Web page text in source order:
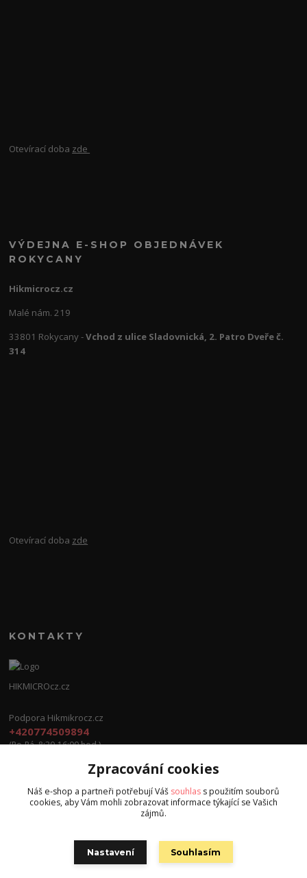
Otevírací doba zde
VÝDEJNA E-SHOP OBJEDNÁVEK
ROKYCANY
Hikmicrocz.cz
Malé nám. 219
33801 Rokycany -Vchod z ulice Sladovnická, 2. Patro Dveře č.
314
Otevírací doba zde
KONTAKTY
HIKMICROcz.cz
Podpora Hikmikrocz.cz
+420774509894
(Po-Pá, 8:30-16:00 hod.)
info@hikmicrocz.cz
Zpracování cookies
Náš e-shop a partneři potřebují Váš souhlas s použitím souborů
cookies, aby Vám mohli zobrazovat informace týkající se Vašich
zájmů.
Nastavení Souhlasím